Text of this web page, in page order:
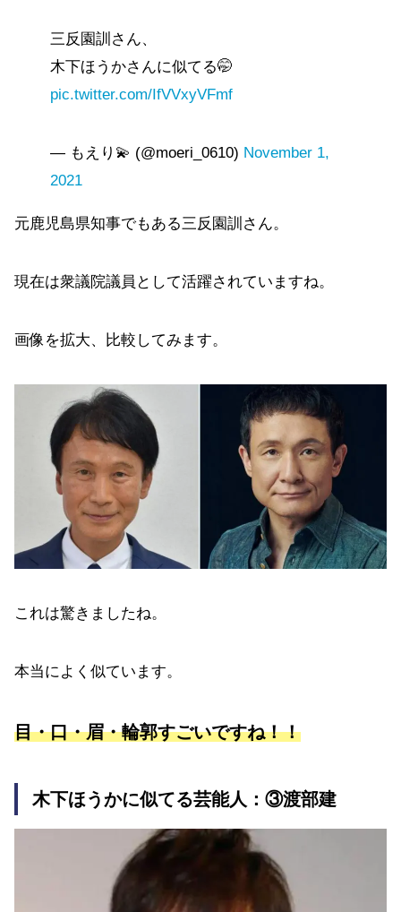
三反園訓さん、
木下ほうかさんに似てる🤭
pic.twitter.com/IfVVxyVFmf
— もえり💫 (@moeri_0610) November 1,
2021
元鹿児島県知事でもある三反園訓さん。
現在は衆議院議員として活躍されていますね。
画像を拡大、比較してみます。
これは驚きましたね。
本当によく似ています。
目・口・眉・輪郭すごいですね！！
木下ほうかに似てる芸能人：③渡部建